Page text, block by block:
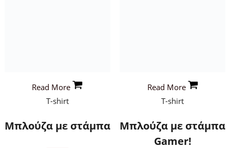
Read More
T-shirt
Μπλούζα με στάμπα
Read More
T-shirt
Μπλούζα με στάμπα
Gamer!